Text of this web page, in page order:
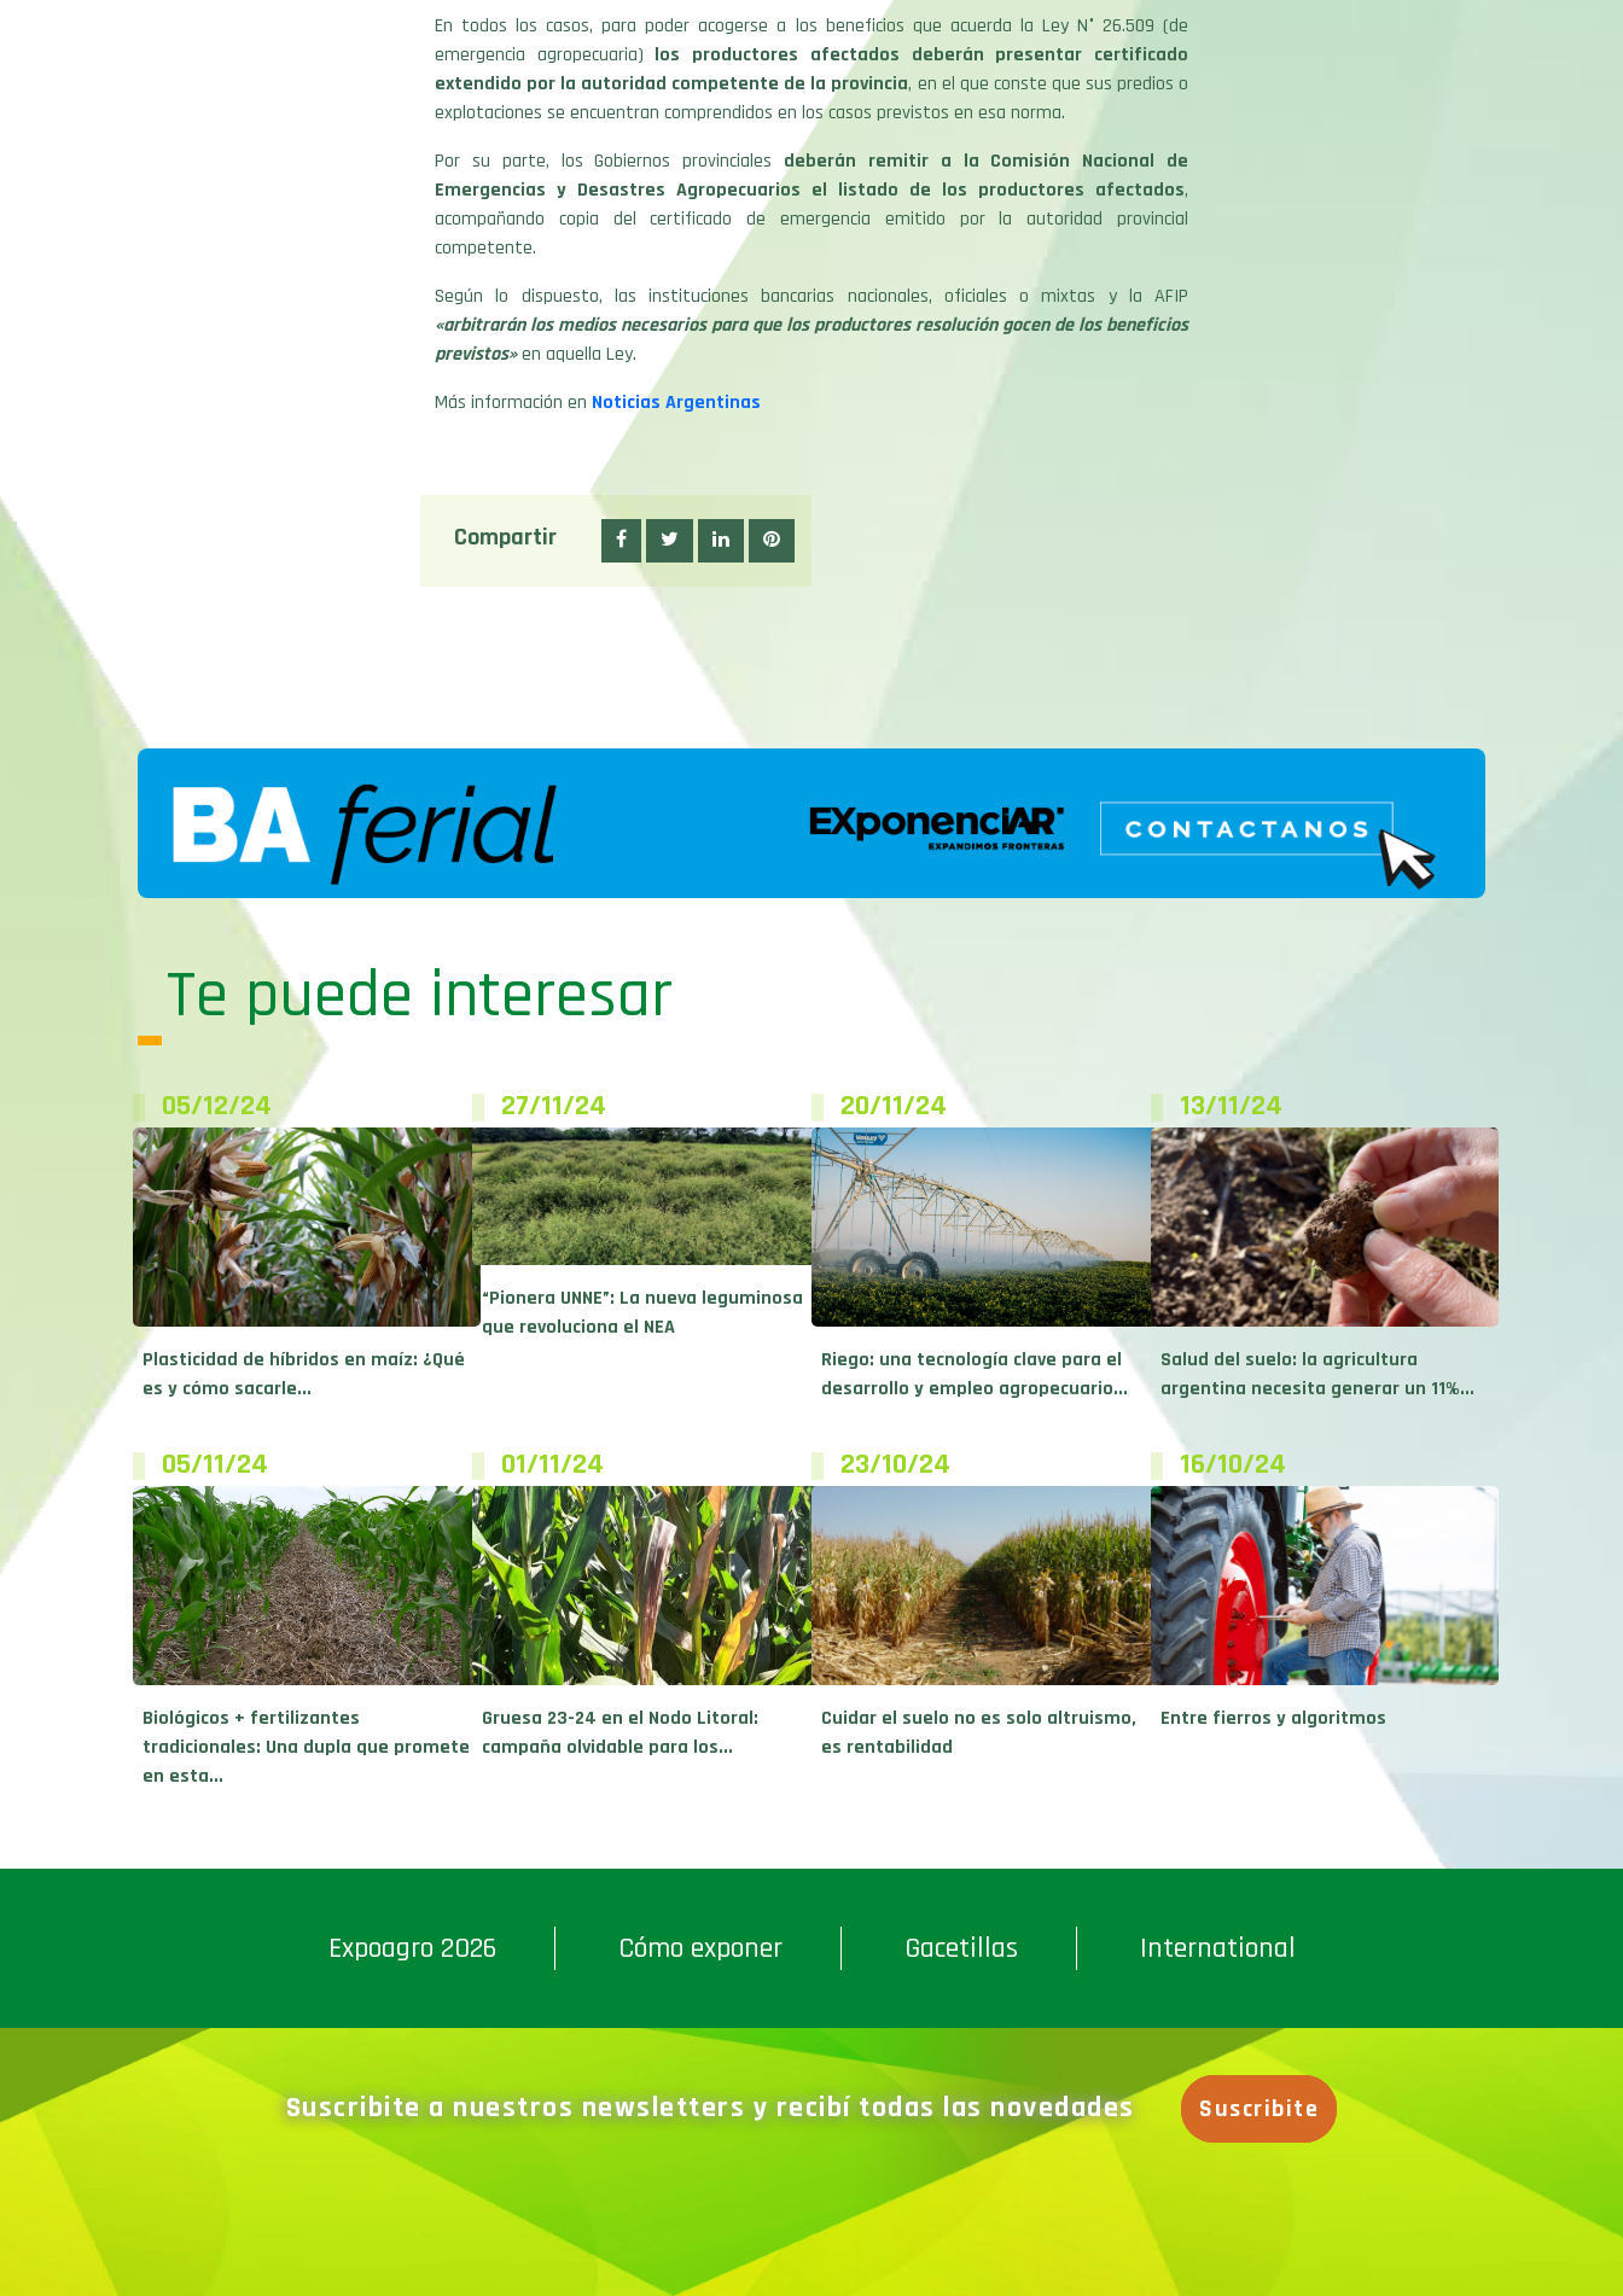
En todos los casos, para poder acogerse a los beneficios que acuerda la Ley N° 26.509 (de
emergencia agropecuaria) los productores afectados deberán presentar certificado
extendido por la autoridad competente de la provincia, en el que conste que sus predios o
explotaciones se encuentran comprendidos en los casos previstos en esa norma.
Por su parte, los Gobiernos provinciales deberán remitir a la Comisión Nacional de
Emergencias y Desastres Agropecuarios el listado de los productores afectados,
acompañando copia del certificado de emergencia emitido por la autoridad provincial
competente.
Según lo dispuesto, las instituciones bancarias nacionales, oficiales o mixtas y la AFIP
«arbitrarán los medios necesarios para que los productores resolución gocen de los beneficios
previstos»en aquella Ley.
Más información en Noticias Argentinas
Compartir
Te puede interesar
05/12/24
Plasticidad de híbridos en maíz: ¿Qué
es y cómo sacarle...
27/11/24
“Pionera UNNE”: La nueva leguminosa
que revoluciona el NEA
20/11/24
Riego: una tecnología clave para el
desarrollo y empleo agropecuario...
13/11/24
Salud del suelo: la agricultura
argentina necesita generar un 11%...
05/11/24
Biológicos + fertilizantes
tradicionales: Una dupla que promete
en esta...
01/11/24
Gruesa 23-24 en el Nodo Litoral:
campaña olvidable para los...
23/10/24
Cuidar el suelo no es solo altruismo,
es rentabilidad
16/10/24
Entre fierros y algoritmos
Expoagro 2026 Cómo exponer Gacetillas International
Suscribite a nuestros newsletters y recibí todas las novedades Suscribite